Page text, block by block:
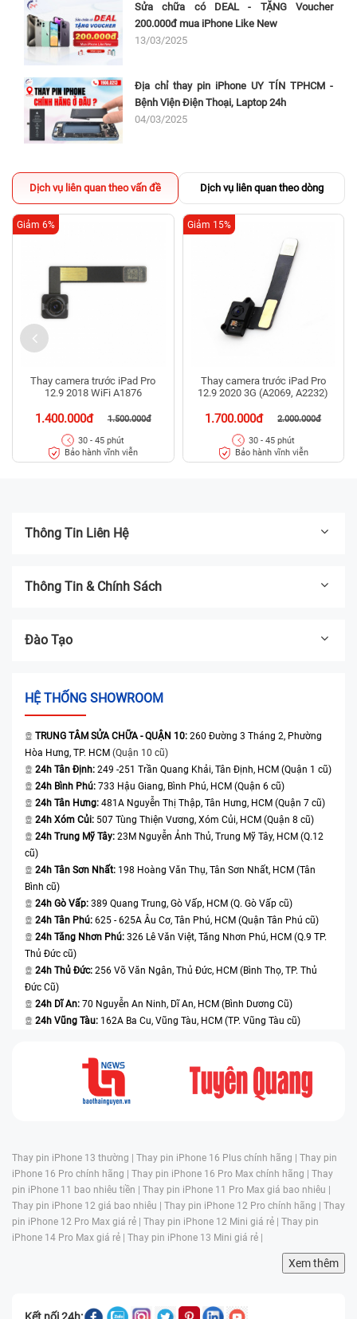
Sửa chữa có DEAL - TẶNG Voucher
200.000đ mua iPhone Like New
13/03/2025
Địa chỉ thay pin iPhone UY TÍN TPHCM -
Bệnh Viện Điện Thoại, Laptop 24h
04/03/2025
Dịch vụ liên quan theo vấn đề Dịch vụ liên quan theo dòng
Thay camera trước iPad Pro
12.9 2018 WiFi A1876
1.400.000đ 1.500.000đ
Giảm 6%
30 - 45 phút
Bảo hành vĩnh viễn
Thay camera trước iPad Pro
12.9 2020 3G (A2069, A2232)
1.700.000đ 2.000.000đ
Giảm 15%
30 - 45 phút
Bảo hành vĩnh viễn
Thông Tin Liên Hệ
Thông Tin & Chính Sách
Đào Tạo
HỆ THỐNG SHOWROOM
TRUNG TÂM SỬA CHỮA - QUẬN 10: 260 Đường 3 Tháng 2, Phường
Hòa Hưng, TP. HCM (Quận 10 cũ)
24h Tân Định: 249 -251 Trần Quang Khải, Tân Định, HCM (Quận 1 cũ)
24h Bình Phú: 733 Hậu Giang, Bình Phú, HCM (Quận 6 cũ)
24h Tân Hưng: 481A Nguyễn Thị Thập, Tân Hưng, HCM (Quận 7 cũ)
24h Xóm Củi: 507 Tùng Thiện Vương, Xóm Củi, HCM (Quận 8 cũ)
24h Trung Mỹ Tây: 23M Nguyễn Ảnh Thủ, Trung Mỹ Tây, HCM (Q.12
cũ)
24h Tân Sơn Nhất: 198 Hoàng Văn Thụ, Tân Sơn Nhất, HCM (Tân
Bình cũ)
24h Gò Vấp: 389 Quang Trung, Gò Vấp, HCM (Q. Gò Vấp cũ)
24h Tân Phú: 625 - 625A Âu Cơ, Tân Phú, HCM (Quận Tân Phú cũ)
24h Tăng Nhơn Phú: 326 Lê Văn Việt, Tăng Nhơn Phú, HCM (Q.9 TP.
Thủ Đức cũ)
24h Thủ Đức: 256 Võ Văn Ngân, Thủ Đức, HCM (Bình Thọ, TP. Thủ
Đức Cũ)
24h Dĩ An: 70 Nguyễn An Ninh, Dĩ An, HCM (Bình Dương Cũ)
24h Vũng Tàu: 162A Ba Cu, Vũng Tàu, HCM (TP. Vũng Tàu cũ)
Thay pin iPhone 13 thường | Thay pin iPhone 16 Plus chính hãng | Thay pin
iPhone 16 Pro chính hãng | Thay pin iPhone 16 Pro Max chính hãng | Thay
pin iPhone 11 bao nhiêu tiền | Thay pin iPhone 11 Pro Max giá bao nhiêu |
Thay pin iPhone 12 giá bao nhiêu | Thay pin iPhone 12 Pro chính hãng | Thay
pin iPhone 12 Pro Max giá rẻ | Thay pin iPhone 12 Mini giá rẻ | Thay pin
iPhone 14 Pro Max giá rẻ | Thay pin iPhone 13 Mini giá rẻ |
Xem thêm